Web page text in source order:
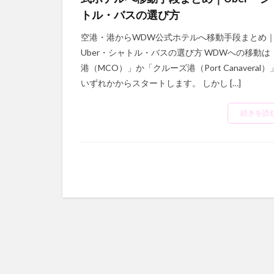
トル・バスの選び方
空港・港からWDW公式ホテルへ移動手段まとめ｜
Uber・シャトル・バスの選び方 WDWへの移動は
港（MCO）」か「クルーズ港（Port Canaveral）
いずれかからスタートします。 しかし […]
続きを読